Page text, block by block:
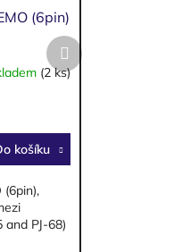
(6pin)
(2 ks)
košíku
(6pin),
and PJ-68)
Další
produkt